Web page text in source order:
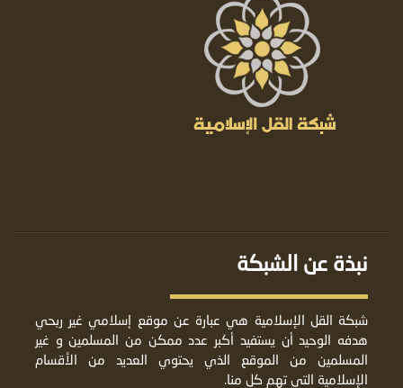
نبذة عن الشبكة
شبكة القل الإسلامية هي عبارة عن موقع إسلامي غير ربحي
هدفه الوحيد أن يستفيد أكبر عدد ممكن من المسلمين و غير
المسلمين من الموقع الذي يحتوي العديد من الأقسام
الإسلامية التي تهم كل منا.